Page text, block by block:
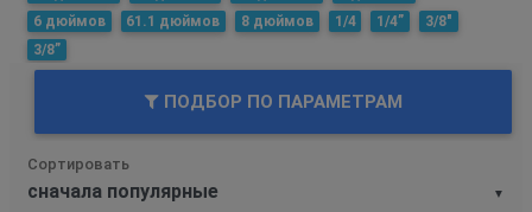
6 дюймов
61.1 дюймов 8 дюймов 1/4 1/4”
3/8"
3/8”
ПОДБОР ПО ПАРАМЕТРАМ
▼
Сортировать